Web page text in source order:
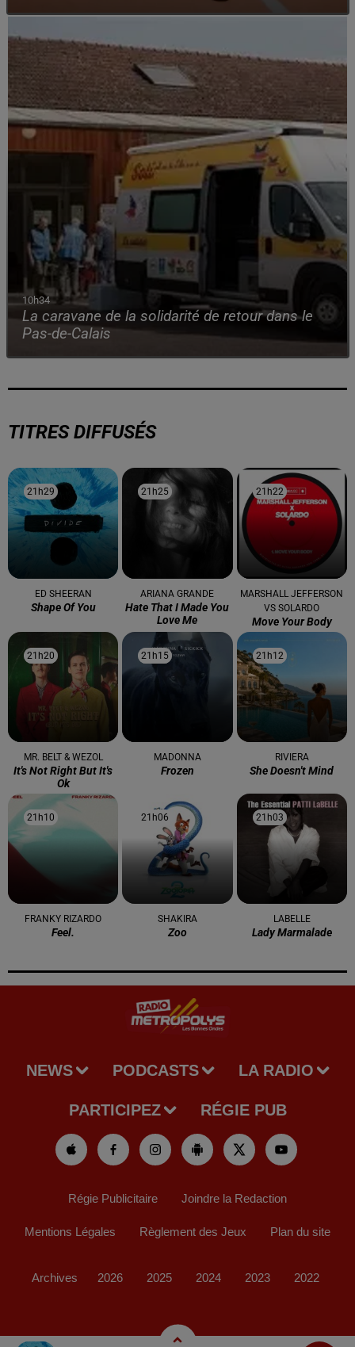
10h34
La caravane de la solidarité de retour dans le
Pas-de-Calais
TITRES DIFFUSÉS
21h29
21h29
ED SHEERAN
Shape Of You
21h25
21h25
ARIANA GRANDE
Hate That I Made You
Love Me
21h22
21h22
MARSHALL JEFFERSON
VS SOLARDO
Move Your Body
21h20
21h20
MR. BELT & WEZOL
It's Not Right But It's
Ok
21h15
21h15
MADONNA
Frozen
21h12
21h12
RIVIERA
She Doesn't Mind
21h10
21h10
FRANKY RIZARDO
Feel.
21h06
21h06
SHAKIRA
Zoo
21h03
21h03
LABELLE
Lady Marmalade
NEWS PODCASTS LA RADIO
PARTICIPEZ RÉGIE PUB
Régie Publicitaire Joindre la Redaction
Mentions Légales Règlement des Jeux Plan du site
Archives 2026 2025 2024 2023 2022